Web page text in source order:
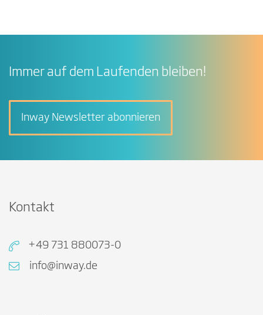
Immer auf dem Laufenden bleiben!
Inway Newsletter abonnieren
Kontakt
+49 731 880073-0
info@inway.de